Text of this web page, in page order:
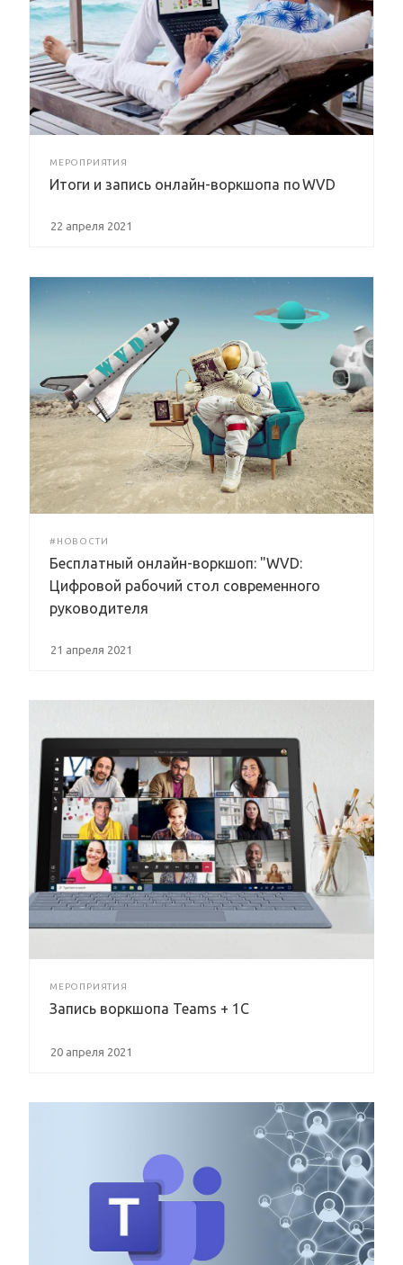
МЕРОПРИЯТИЯ
Итоги и запись онлайн-воркшопа по WVD
22 апреля 2021
#НОВОСТИ
Бесплатный онлайн-воркшоп: "WVD:
Цифровой рабочий стол современного
руководителя
21 апреля 2021
МЕРОПРИЯТИЯ
Запись воркшопа Teams + 1C
20 апреля 2021